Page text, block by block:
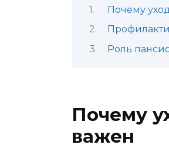
Почему
Роль
Почему
важен